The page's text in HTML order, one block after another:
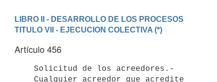
LIBRO II - DESARROLLO DE LOS PROCESOS
TITULO VII - EJECUCION COLECTIVA (*)
Artículo 456